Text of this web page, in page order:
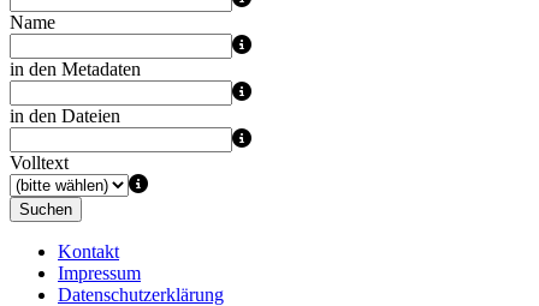
Name
in den Metadaten
in den Dateien
Volltext
Suchen
Kontakt
Impressum
Datenschutzerklärung